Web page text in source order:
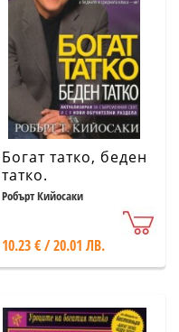
Богат татко, беден
татко.
Актуализиран за
съвременния свят
обучителни
раздела
Робърт Кийосаки
10.23 € / 20.01 ЛВ.